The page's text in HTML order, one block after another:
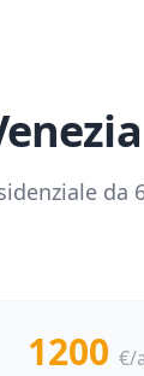
da
1200 €/